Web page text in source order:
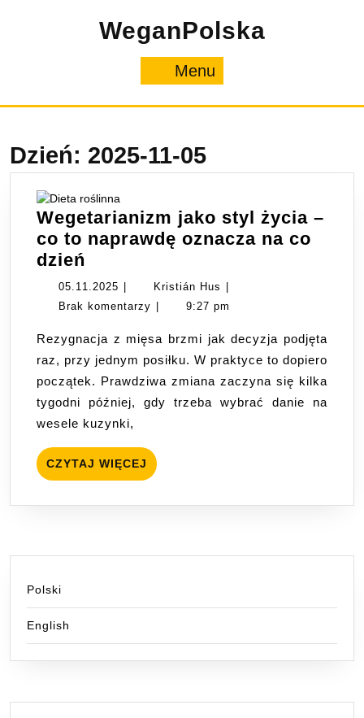
WeganPolska
Menu
Dzień: 2025-11-05
Wegetarianizm jako styl życia –
co to naprawdę oznacza na co
dzień
jako
styl
–
co
to
naprawdę
oznacza
na
co
05.11.2025 05.11.2025Kristián Hus Kristián
Hus
Brak komentarzy
9:27 pm
Rezygnacja z mięsa brzmi jak decyzja podjęta
raz, przy jednym posiłku. W praktyce to dopiero
początek. Prawdziwa zmiana zaczyna się kilka
tygodni później, gdy trzeba wybrać danie na
wesele kuzynki,
CZYTAJ WIĘCEJ CZYTAJ
WIĘCEJ
Polski
English